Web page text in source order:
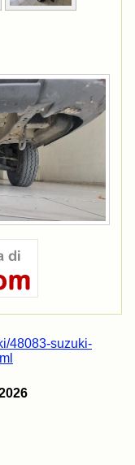
48083-suzuki-